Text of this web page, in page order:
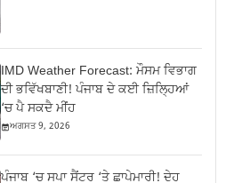
IMD Weather Forecast: ਮੌਸਮ ਵਿਭਾਗ
ਦੀ ਭਵਿੱਖਬਾਣੀ! ਪੰਜਾਬ ਦੇ ਕਈ ਜ਼ਿਲ੍ਹਿਆਂ
‘ਚ ਪੈ ਸਕਦੈ ਮੀਂਹ
ਅਗਸਤ 9, 2026
ਪੰਜਾਬ ‘ਚ ਸਪਾ ਸੈਂਟਰ ‘ਤੇ ਛਾਪੇਮਾਰੀ! ਦੇਹ